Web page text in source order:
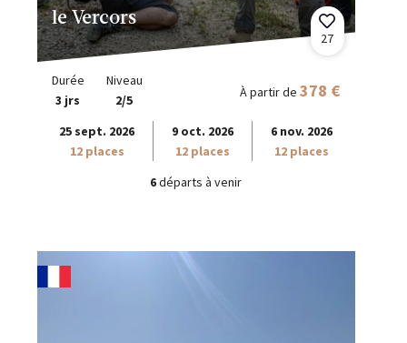
le Vercors
27
Durée
3 jrs
Niveau
2/5
À partir de 378 €
25 sept. 2026
12 places
9 oct. 2026
12 places
6 nov. 2026
12 places
6départs à venir